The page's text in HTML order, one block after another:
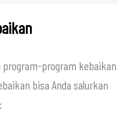
program-program kebaikan
bisa Anda salurkan